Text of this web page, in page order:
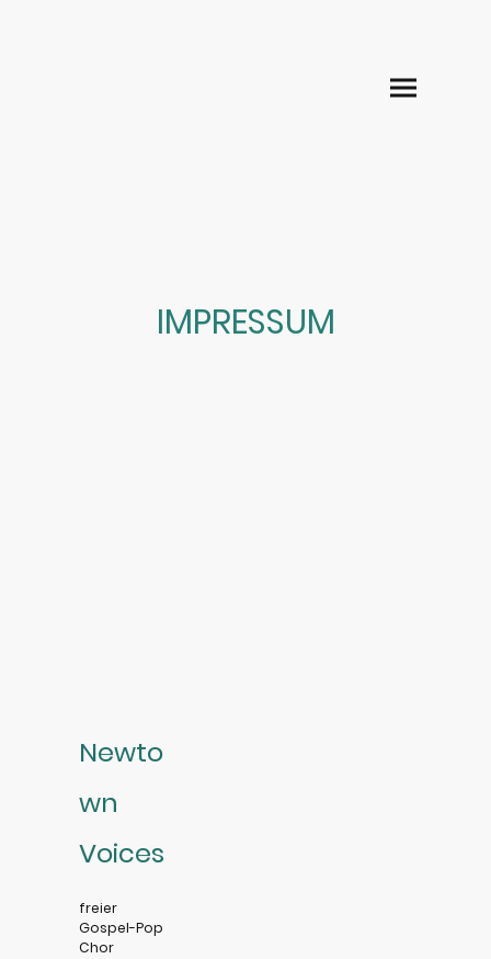
IMPRESSUM
Newto
wn
Voices
freier
Gospel-Pop
Chor